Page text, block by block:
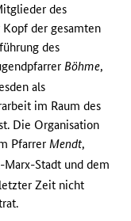
des
der gesamten
des
Böhme,
als
im Raum des
Die Organisation
Pfarrer Mendt,
Stadt und dem
Zeit nicht